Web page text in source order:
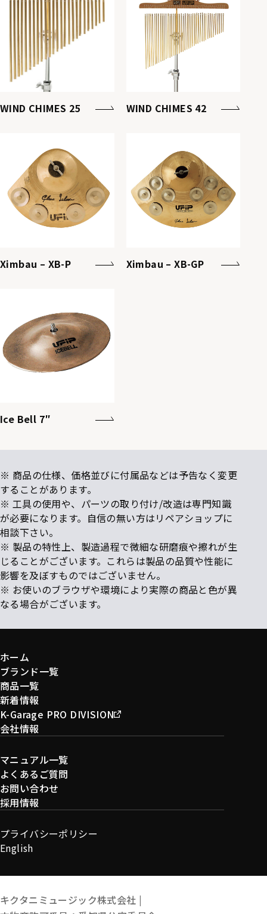
WIND CHIMES 25 WIND CHIMES 42
Ximbau – XB-P Ximbau – XB-GP
Ice Bell 7″
※ 商品の仕様、価格並びに付属品などは予告なく変更
することがあります。
※ 工具の使用や、パーツの取り付け/改造は専門知識
が必要になります。自信の無い方はリペアショップに
相談下さい。
※ 製品の特性上、製造過程で微細な研磨痕や擦れが生
じることがございます。これらは製品の品質や性能に
影響を及ぼすものではございません。
※ お使いのブラウザや環境により実際の商品と色が異
なる場合がございます。
ホーム
ブランド一覧
商品一覧
新着情報
K-Garage PRO DIVISION
会社情報
マニュアル一覧
よくあるご質問
お問い合わせ
採用情報
プライバシーポリシー
English
キクタニミュージック株式会社 |